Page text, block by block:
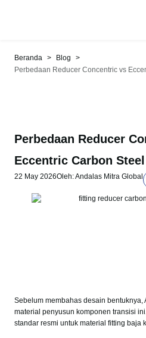
Beranda > Blog
>
Perbedaan Reducer Concentric vs
Perbedaan Reducer
Eccentric Carbon Steel
22 May 2026Oleh: Andalas Mitra Global
Sebelum membahas desain
material penyusun komponen transisi
standar resmi untuk material fitting baja